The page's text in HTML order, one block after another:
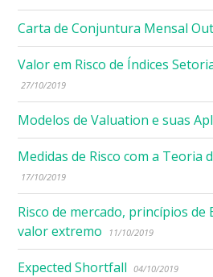
Carta de Conjuntura Mensal
Valor em Risco de Índices
27/10/2019
Modelos de Valuation e suas
Medidas de Risco com a Teoria
17/10/2019
Risco de mercado, princípios de
valor extremo
11/10/2019
Expected Shortfall 04/10/2019